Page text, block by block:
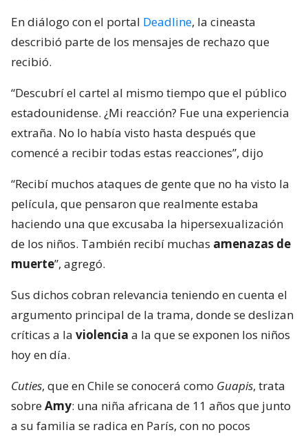
En diálogo con el portal Deadline, la cineasta
describió parte de los mensajes de rechazo que
recibió.
“Descubrí el cartel al mismo tiempo que el público
estadounidense. ¿Mi reacción? Fue una experiencia
extraña. No lo había visto hasta después que
comencé a recibir todas estas reacciones”, dijo
“Recibí muchos ataques de gente que no ha visto la
película, que pensaron que realmente estaba
haciendo una que excusaba la hipersexualización
de los niños. También recibí muchas amenazas de
muerte”, agregó.
Sus dichos cobran relevancia teniendo en cuenta el
argumento principal de la trama, donde se deslizan
críticas a la violencia a la que se exponen los niños
hoy en día.
Cuties, que en Chile se conocerá como Guapis, trata
sobreAmy: una niña africana de 11 años que junto
a su familia se radica en París, con no pocos